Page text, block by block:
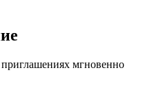
мгновенно